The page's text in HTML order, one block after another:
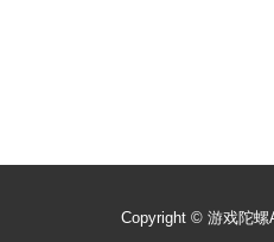
Copyright © 游戏陀螺